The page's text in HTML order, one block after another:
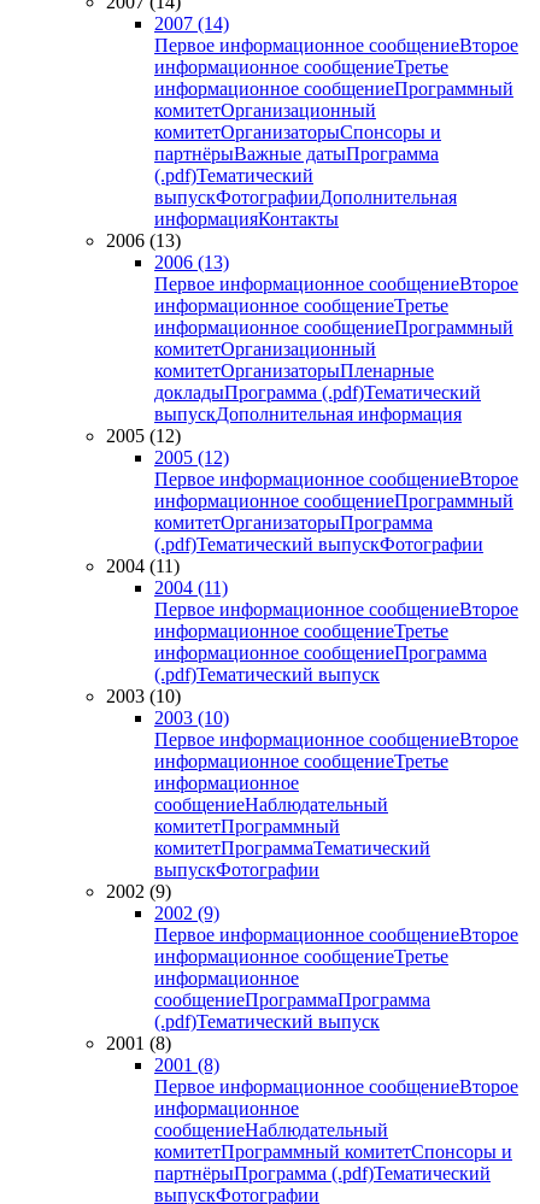
2007 (14)
Первое информационное сообщениеВторое
информационное сообщениеТретье
информационное сообщениеПрограммный
комитетОрганизационный
комитетОрганизаторыСпонсоры и
партнёрыВажные датыПрограмма
(.pdf)Тематический
выпускФотографииДополнительная
информацияКонтакты
2006 (13)
2006 (13)
Первое информационное сообщениеВторое
информационное сообщениеТретье
информационное сообщениеПрограммный
комитетОрганизационный
комитетОрганизаторыПленарные
докладыПрограмма (.pdf)Тематический
выпускДополнительная информация
2005 (12)
2005 (12)
Первое информационное сообщениеВторое
информационное сообщениеПрограммный
комитетОрганизаторыПрограмма
(.pdf)Тематический выпускФотографии
2004 (11)
2004 (11)
Первое информационное сообщениеВторое
информационное сообщениеТретье
информационное сообщениеПрограмма
(.pdf)Тематический выпуск
2003 (10)
2003 (10)
Первое информационное сообщениеВторое
информационное сообщениеТретье
информационное
сообщениеНаблюдательный
комитетПрограммный
комитетПрограммаТематический
выпускФотографии
2002 (9)
2002 (9)
Первое информационное сообщениеВторое
информационное сообщениеТретье
информационное
сообщениеПрограммаПрограмма
(.pdf)Тематический выпуск
2001 (8)
2001 (8)
Первое информационное сообщениеВторое
информационное
сообщениеНаблюдательный
комитетПрограммный комитетСпонсоры и
партнёрыПрограмма (.pdf)Тематический
выпускФотографии